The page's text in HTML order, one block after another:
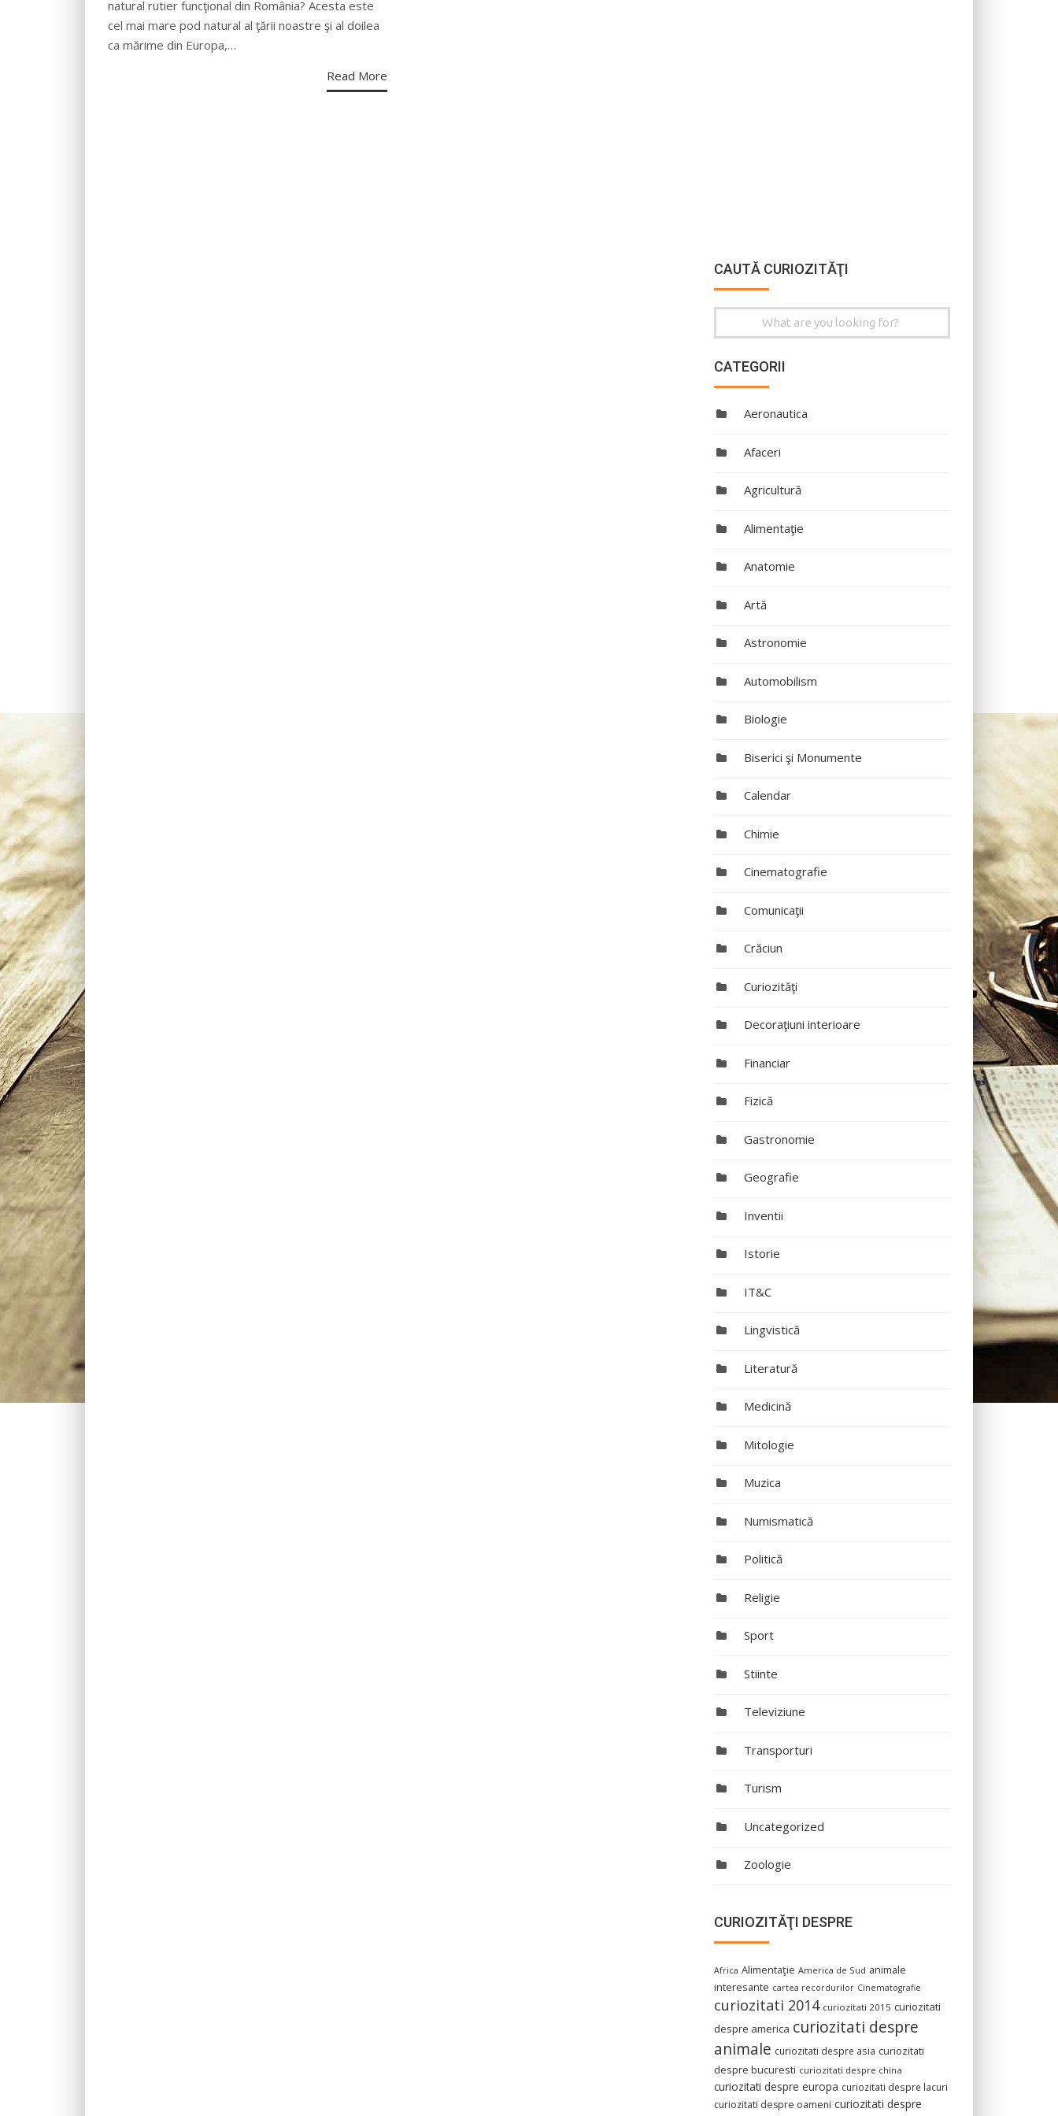
natural rutier funcţional din România? Acesta este
cel mai mare pod natural al ţării noastre şi al doilea
ca mărime din Europa,…
Read More
CAUTĂ CURIOZITĂŢI
Search
CATEGORII
Aeronautica
Afaceri
Agricultură
Alimentaţie
Anatomie
Artă
Astronomie
Automobilism
Biologie
Biserici şi Monumente
Calendar
Chimie
Cinematografie
Comunicaţii
Crăciun
Curiozităţi
Decoraţiuni interioare
Financiar
Fizică
Gastronomie
Geografie
Inventii
Istorie
IT&C
Lingvistică
Literatură
Medicină
Mitologie
Muzica
Numismatică
Politică
Religie
Sport
Stiinte
Televiziune
Transporturi
Turism
Uncategorized
Zoologie
CURIOZITĂŢI DESPRE
Africa Alimentaţie America de Sud animale
interesante cartea recordurilor Cinematografie
curiozitati 2014 curiozitati 2015 curiozitati
despre america curiozitati despre
animale curiozitati despre asia curiozitati
despre bucuresti curiozitati despre china
curiozitati despre europa curiozitati despre lacuri
curiozitati despre oameni curiozitati despre